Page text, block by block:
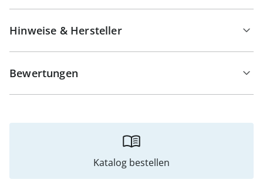
Hinweise & Hersteller
Bewertungen
Katalog bestellen